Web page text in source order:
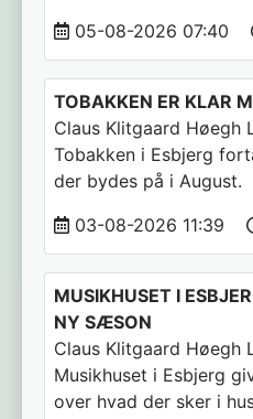
05-08-2026 07:40
TOBAKKEN ER KLAR
Claus Klitgaard Høegh
Tobakken i Esbjerg
der bydes på i August.
03-08-2026 11:39
MUSIKHUSET I
NY SÆSON
Claus Klitgaard Høegh
Musikhuset i Esbjerg
over hvad der sker i